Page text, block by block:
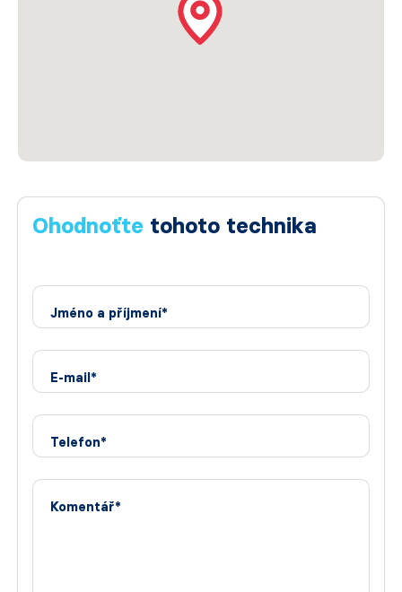
Ohodnoťte tohoto technika
Jméno a příjmení*
E-mail*
Telefon*
Komentář*